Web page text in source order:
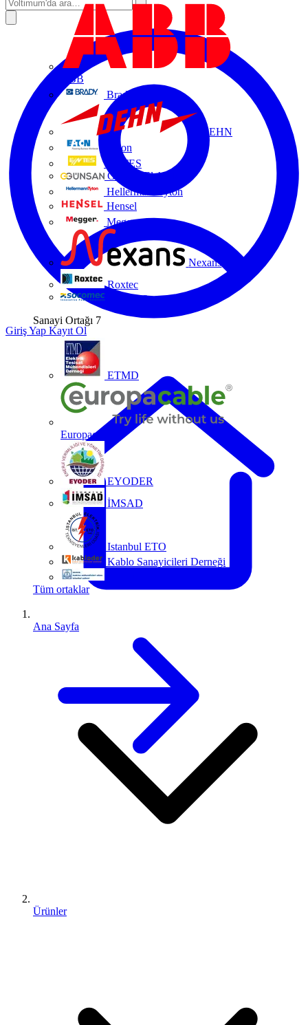
ABB
Brady
DEHN
Eaton
ENTES
Günsan Elektrik
HellermannTyton
Hensel
Megger
Nexans
Roxtec
Socomec
Sanayi Ortağı 7
ETMD
Europacable
EYODER
İMSAD
Istanbul ETO
Kablo Sanayicileri Derneği
Tüm ortaklar
Giriş Yap Kayıt Ol
Ana Sayfa
Ürünler